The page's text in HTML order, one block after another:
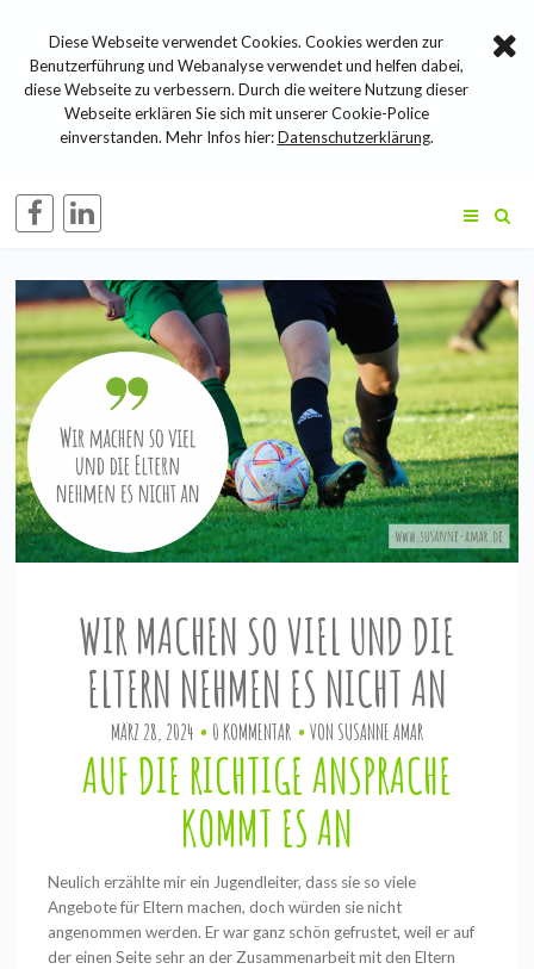
WIR MACHEN SO VIEL UND DIE
ELTERN NEHMEN ES NICHT AN
MÄRZ 28, 2024 0 KOMMENTAR VON SUSANNE AMAR
AUF DIE RICHTIGE ANSPRACHE
KOMMT ES AN
Neulich erzählte mir ein Jugendleiter, dass sie so viele
Angebote für Eltern machen, doch würden sie nicht
angenommen werden. Er war ganz schön gefrustet, weil er auf
der einen Seite sehr an der Zusammenarbeit mit den Eltern
Diese Webseite verwendet Cookies. Cookies werden zur
Benutzerführung und Webanalyse verwendet und helfen dabei,
diese Webseite zu verbessern. Durch die weitere Nutzung dieser
Webseite erklären Sie sich mit unserer Cookie-Police
einverstanden. Mehr Infos hier:Datenschutzerklärung.